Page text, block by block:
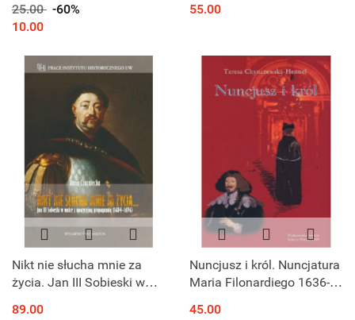
Władysława IV Wazy
25.00 -60%
10.00
55.00
Nikt nie słucha mnie za
życia. Jan III Sobieski w
89.00
Nuncjusz i król. Nuncjatura
Maria Filonardiego 1636-
45.00